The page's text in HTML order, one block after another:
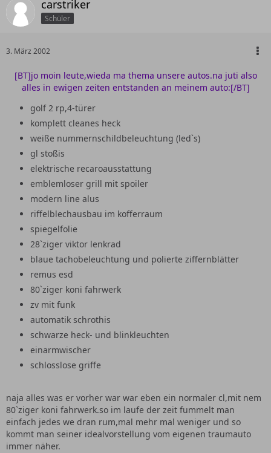
carstriker
Schüler
3. März 2002
[BT]jo moin leute,wieda ma thema unsere autos.na juti also
alles in ewigen zeiten entstanden an meinem auto:[/BT]
golf 2 rp,4-türer
komplett cleanes heck
weiße nummernschildbeleuchtung (led`s)
gl stoßis
elektrische recaroausstattung
emblemloser grill mit spoiler
modern line alus
riffelblechausbau im kofferraum
spiegelfolie
28`ziger viktor lenkrad
blaue tachobeleuchtung und polierte ziffernblätter
remus esd
80`ziger koni fahrwerk
zv mit funk
automatik schrothis
schwarze heck- und blinkleuchten
einarmwischer
schlosslose griffe
naja alles was er vorher war war eben ein normaler cl,mit nem
80`ziger koni fahrwerk.so im laufe der zeit fummelt man
einfach jedes we dran rum,mal mehr mal weniger und so
kommt man seiner idealvorstellung vom eigenen traumauto
immer näher.